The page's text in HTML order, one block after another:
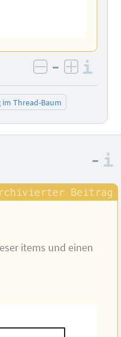
negativ
– positiv
im Thread-Baum
–
items und einen